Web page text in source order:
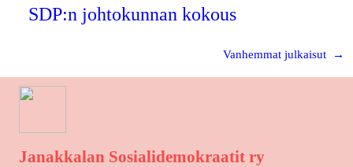
SDP:n johtokunnan kokous
Vanhemmat julkaisut →
Janakkalan Sosialidemokraatit ry